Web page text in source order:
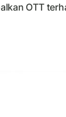
OTT